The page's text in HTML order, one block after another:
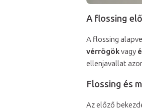
A flossing
A flossing
vérrögökvagy
ellenjavallat
Flossing és
Az előző